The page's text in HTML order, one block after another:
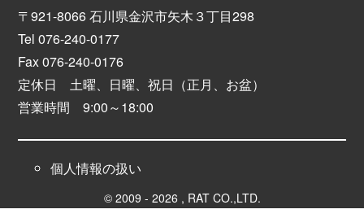
〒921-8066 石川県金沢市矢木３丁目298
Tel 076-240-0177
Fax 076-240-0176
定休日 土曜、日曜、祝日（正月、お盆）
営業時間 9:00～18:00
個人情報の扱い
© 2009 - 2026 , RAT CO.,LTD.